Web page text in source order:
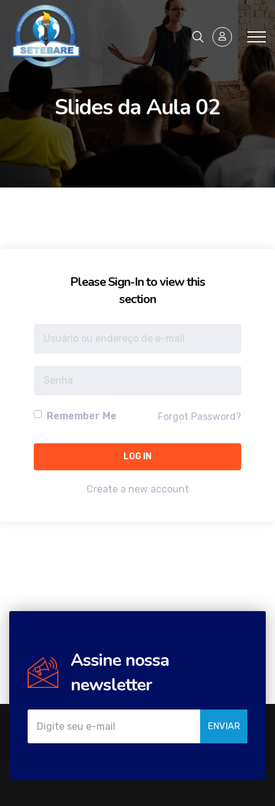
Slides da Aula 02
Please Sign-In to view this
section
Remember Me Forgot Password?
Create a new account
Assine nossa
newsletter
ENVIAR